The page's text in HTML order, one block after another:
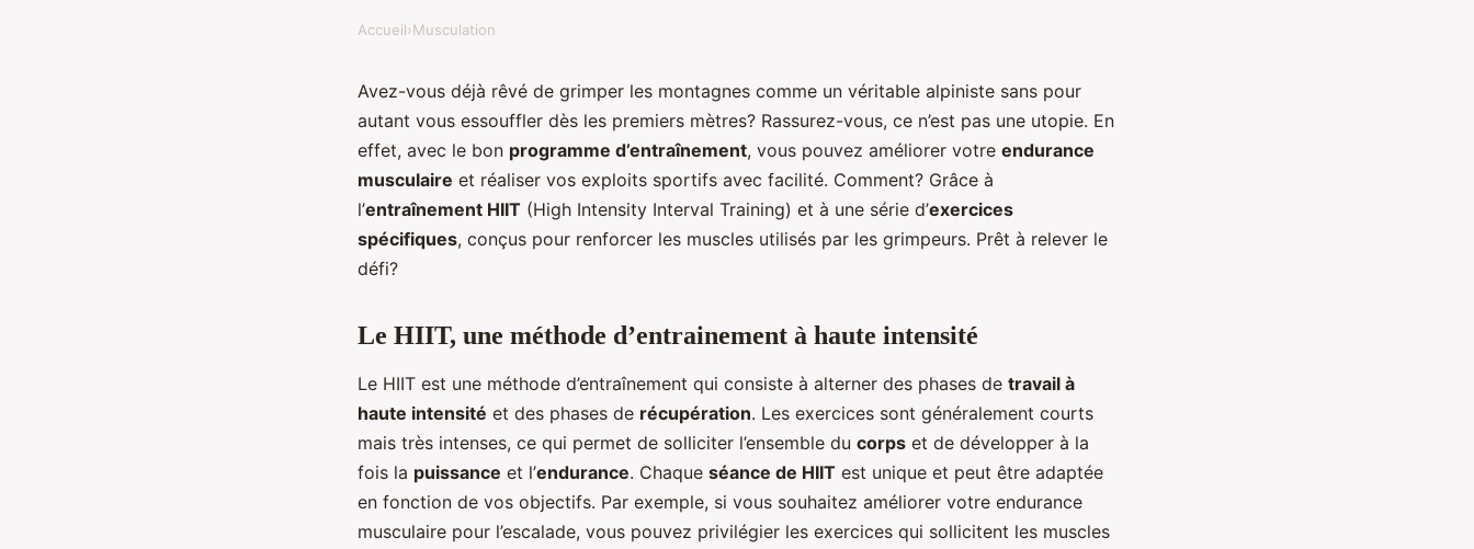
Comment personnaliser un programme
d'entraînement pour l'endurance
musculaire spécifique aux grimpeurs?
Accueil›Musculation
Avez-vous déjà rêvé de grimper les montagnes comme un véritable alpiniste sans pour
autant vous essouffler dès les premiers mètres? Rassurez-vous, ce n’est pas une utopie. En
effet, avec le bon programme d’entraînement, vous pouvez améliorer votre endurance
musculaire et réaliser vos exploits sportifs avec facilité. Comment? Grâce à
l’entraînement HIIT (High Intensity Interval Training) et à une série d’exercices
spécifiques, conçus pour renforcer les muscles utilisés par les grimpeurs. Prêt à relever le
défi?
Le HIIT, une méthode d’entrainement à haute intensité
Le HIIT est une méthode d’entraînement qui consiste à alterner des phases de travail à
haute intensité et des phases de récupération. Les exercices sont généralement courts
mais très intenses, ce qui permet de solliciter l’ensemble du corps et de développer à la
fois la puissance et l’endurance. Chaque séance de HIIT est unique et peut être adaptée
en fonction de vos objectifs. Par exemple, si vous souhaitez améliorer votre endurance
musculaire pour l’escalade, vous pouvez privilégier les exercices qui sollicitent les muscles